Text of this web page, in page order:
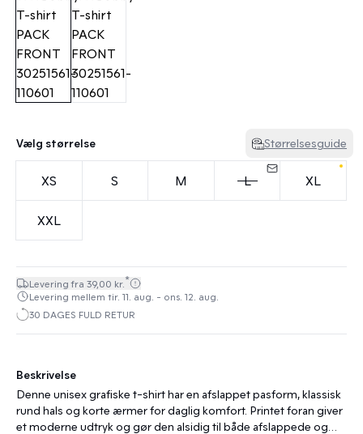
Vælg størrelse Størrelsesguide
XS S M L XL
XXL
Levering fra 39,00 kr.*
Levering mellem tir. 11. aug. - ons. 12. aug.
30 DAGES FULD RETUR
Beskrivelse
Denne unisex grafiske t-shirt har en afslappet pasform, klassisk
rund hals og korte ærmer for daglig komfort. Printet foran giver
et moderne udtryk og gør den alsidig til både afslappede og